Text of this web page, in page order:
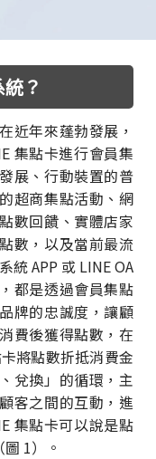
？
近年來蓬勃發展，
集點卡進行會員集
展、行動裝置的普
超商集點活動、網
數回饋、實體店家
數，以及當前最流
統 APP 或 LINE OA
都是透過會員集點
牌的忠誠度，讓顧
費後獲得點數，在
將點數折抵消費金
兌換」的循環，主
客之間的互動，進
集點卡可以說是點
1）。